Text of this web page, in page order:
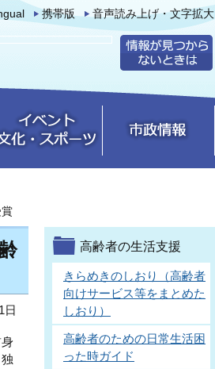
携帯版 音声読み上げ・文字拡大
日
高齢者の生活支援
きらめきのしおり（高齢者
向けサービス等をまとめた
しおり）
高齢者のための日常生活困
った時ガイド